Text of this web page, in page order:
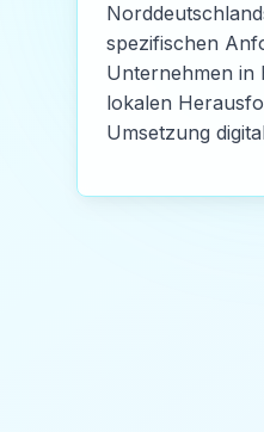
spezifischen
Unternehmen in
lokalen
Umsetzung